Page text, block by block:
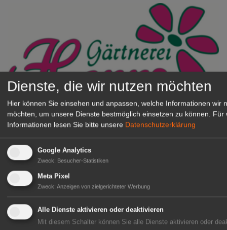
Gärtnerei Hanns
Mitarbeiter (m/w/d) für unsere
Logistikhalle
Herongen
zur Stellenanzeige
GABOT Immobilienangebote
1A-Lage, ihre Chance in der
Dienste, die wir nutzen möchten
Hier können Sie einsehen und anpassen, welche Informationen wir
möchten, um unsere Dienste bestmöglich einsetzen zu können. Für
Informationen lesen Sie bitte unsere Datenschutzerklärung
Google Analytics
Zweck: Besucher-Statistiken
Meta Pixel
Zweck: Anzeigen von zielgerichteter Werbung
Alle Dienste aktivieren oder deaktivieren
Mit diesem Schalter können Sie alle Dienste aktivieren oder